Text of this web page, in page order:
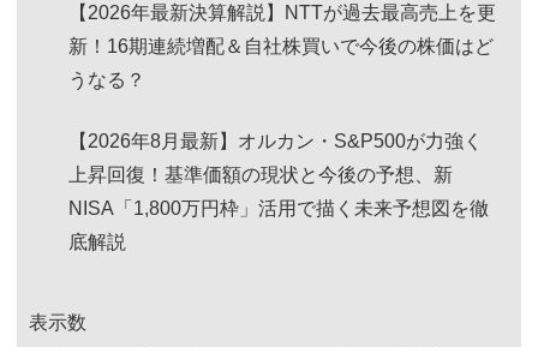
【2026年最新決算解説】NTTが過去最高売上を更
新！16期連続増配＆自社株買いで今後の株価はど
うなる？
【2026年8月最新】オルカン・S&P500が力強く
上昇回復！基準価額の現状と今後の予想、新
NISA「1,800万円枠」活用で描く未来予想図を徹
底解説
表示数